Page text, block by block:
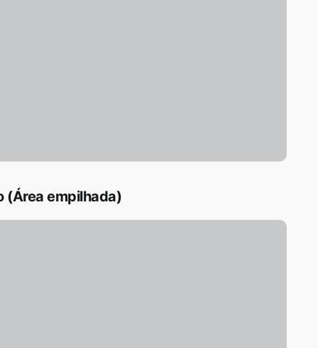
(Área empilhada)